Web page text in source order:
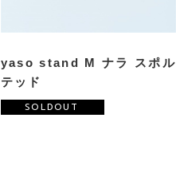
yaso stand M ナラ スポル
テッド
SOLDOUT